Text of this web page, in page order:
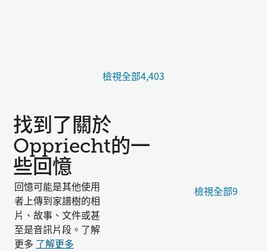
檢視全部4,403
找到了關於
Oppriecht的一
些回憶
回憶可能是其他使用
者上傳到家譜樹的相
片、故事、文件或甚
至是音訊片段。了解
更多 了解更多
檢視全部9